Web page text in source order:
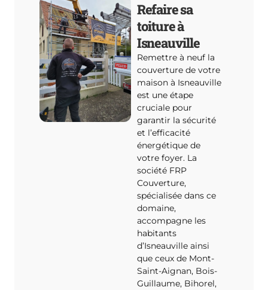
Refaire sa
toiture à
Isneauville
Remettre à neuf la
couverture de votre
maison à Isneauville
est une étape
cruciale pour
garantir la sécurité
et l’efficacité
énergétique de
votre foyer. La
société FRP
Couverture,
spécialisée dans ce
domaine,
accompagne les
habitants
d’Isneauville ainsi
que ceux de Mont-
Saint-Aignan, Bois-
Guillaume, Bihorel,